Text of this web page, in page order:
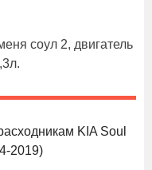
соул 2, двигатель
KIA Soul
2019)